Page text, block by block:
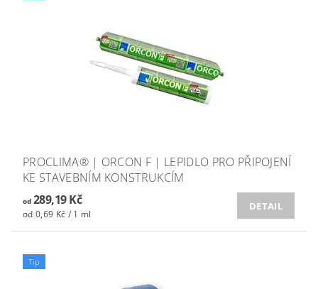
PROCLIMA® | ORCON F | LEPIDLO PRO PŘIPOJENÍ
KE STAVEBNÍM KONSTRUKCÍM
od289,19 Kč
od 0,69 Kč / 1 ml
DETAIL
Tip